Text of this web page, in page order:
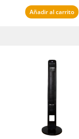
Añadir al carrito
original
era: